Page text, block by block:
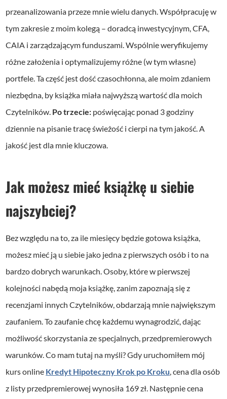
przeanalizowania przeze mnie wielu danych. Współpracuję w
tym zakresie z moim kolegą – doradcą inwestycyjnym, CFA,
CAIA i zarządzającym funduszami. Wspólnie weryfikujemy
różne założenia i optymalizujemy różne (w tym własne)
portfele. Ta część jest dość czasochłonna, ale moim zdaniem
niezbędna, by książka miała najwyższą wartość dla moich
Czytelników. Po trzecie: poświęcając ponad 3 godziny
dziennie na pisanie tracę świeżość i cierpi na tym jakość. A
jakość jest dla mnie kluczowa.
Jak możesz mieć książkę u siebie
najszybciej?
Bez względu na to, za ile miesięcy będzie gotowa książka,
możesz mieć ją u siebie jako jedna z pierwszych osób i to na
bardzo dobrych warunkach. Osoby, które w pierwszej
kolejności nabędą moja książkę, zanim zapoznają się z
recenzjami innych Czytelników, obdarzają mnie największym
zaufaniem. To zaufanie chcę każdemu wynagrodzić, dając
możliwość skorzystania ze specjalnych, przedpremierowych
warunków. Co mam tutaj na myśli? Gdy uruchomiłem mój
kurs online Kredyt Hipoteczny Krok po Kroku , cena dla osób
z listy przedpremierowej wynosiła 169 zł. Następnie cena